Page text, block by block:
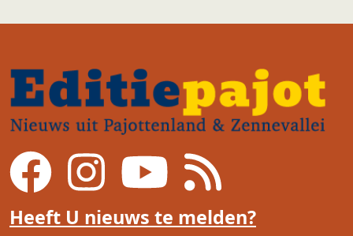
Heeft U nieuws te melden?